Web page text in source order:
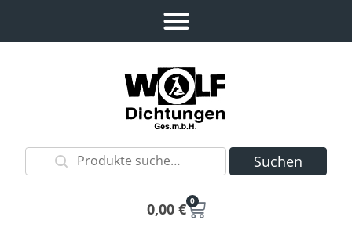
Suchen
0,00 € 0